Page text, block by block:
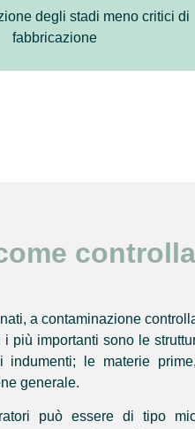
degli stadi meno critici di
fabbricazione
a contaminazione
più importanti sono le
indumenti; le materie
generale.
può essere di tipo